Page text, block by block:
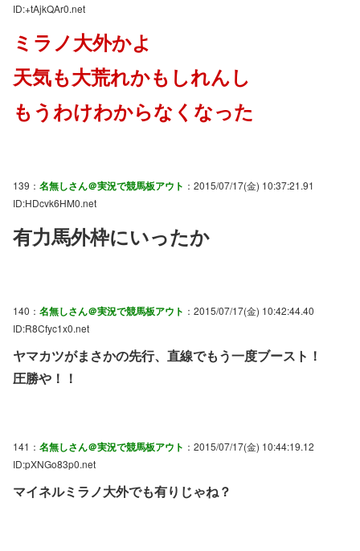
ID:+tAjkQAr0.net
ミラノ大外かよ
天気も大荒れかもしれんし
もうわけわからなくなった
139： 名無しさん＠実況で競馬板アウト ：2015/07/17(金) 10:37:21.91
ID:HDcvk6HM0.net
有力馬外枠にいったか
140： 名無しさん＠実況で競馬板アウト ：2015/07/17(金) 10:42:44.40
ID:R8Cfyc1x0.net
ヤマカツがまさかの先行、直線でもう一度ブースト！
圧勝や！！
141： 名無しさん＠実況で競馬板アウト ：2015/07/17(金) 10:44:19.12
ID:pXNGo83p0.net
マイネルミラノ大外でも有りじゃね？